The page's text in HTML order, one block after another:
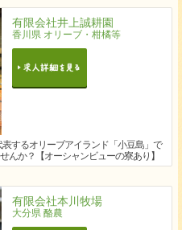
有限会社井上誠耕園
香川県 オリーブ・柑橘等
するオリーブアイランド「小豆島」で
んか？【オーシャンビューの寮あり】
有限会社本川牧場
大分県 酪農